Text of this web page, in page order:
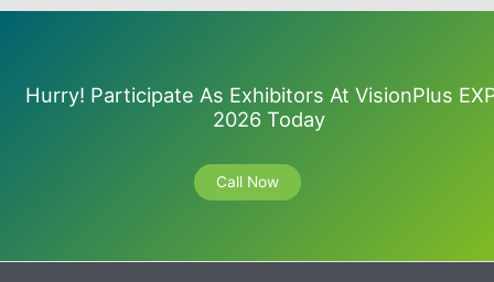
Hurry! Participate As Exhibitors At VisionPlus
2026 Today
Call Now